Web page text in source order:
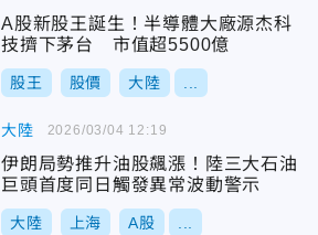
A股新股王誕生！半導體大廠源杰科
技擠下茅台 市值超5500億
股王 股價 大陸
大陸
伊朗局勢推升油股飆漲！陸三大石油
巨頭首度同日觸發異常波動警示
大陸 上海 A股
2026/03/04 12:19